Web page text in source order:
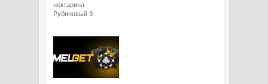
нектарина
Рубиновый 9